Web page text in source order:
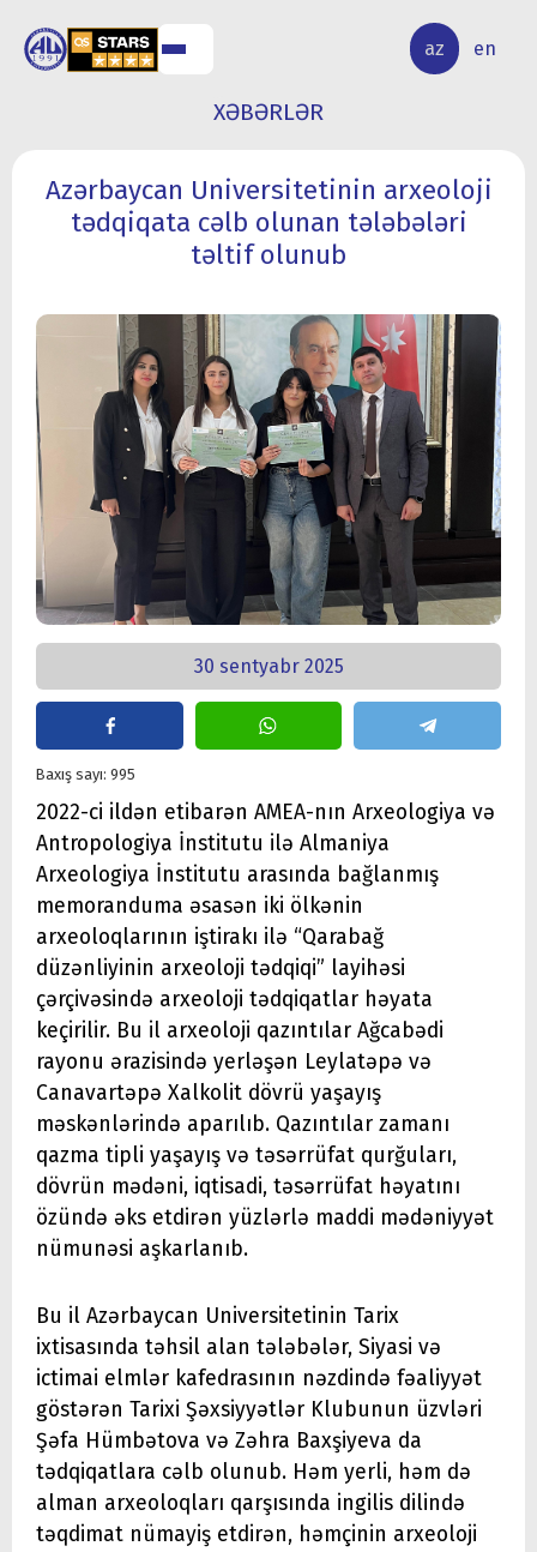
az en
ELMİ
TƏDQİQAT
XƏBƏRLƏR
Azərbaycan Universitetinin arxeoloji
tədqiqata cəlb olunan tələbələri
təltif olunub
30 sentyabr 2025
Baxış sayı: 995
2022-ci ildən etibarən AMEA-nın Arxeologiya və
Antropologiya İnstitutu ilə Almaniya
Arxeologiya İnstitutu arasında bağlanmış
memoranduma əsasən iki ölkənin
arxeoloqlarının iştirakı ilə “Qarabağ
düzənliyinin arxeoloji tədqiqi” layihəsi
çərçivəsində arxeoloji tədqiqatlar həyata
keçirilir. Bu il arxeoloji qazıntılar Ağcabədi
rayonu ərazisində yerləşən Leylatəpə və
Canavartəpə Xalkolit dövrü yaşayış
məskənlərində aparılıb. Qazıntılar zamanı
qazma tipli yaşayış və təsərrüfat qurğuları,
dövrün mədəni, iqtisadi, təsərrüfat həyatını
özündə əks etdirən yüzlərlə maddi mədəniyyət
nümunəsi aşkarlanıb.
Bu il Azərbaycan Universitetinin Tarix
ixtisasında təhsil alan tələbələr, Siyasi və
ictimai elmlər kafedrasının nəzdində fəaliyyət
göstərən Tarixi Şəxsiyyətlər Klubunun üzvləri
Şəfa Hümbətova və Zəhra Baxşiyeva da
tədqiqatlara cəlb olunub. Həm yerli, həm də
alman arxeoloqları qarşısında ingilis dilində
təqdimat nümayiş etdirən, həmçinin arxeoloji